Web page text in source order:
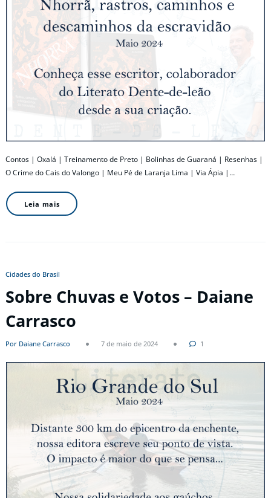
Contos | Oxalá | Treinamento de Preto | Bolinhas de Guaraná | Resenhas |
O Crime do Cais do Valongo | Meu Pé de Laranja Lima | Via Ápia |…
Leia mais
Cidades do Brasil
Sobre Chuvas e Votos – Daiane
Carrasco
Por Daiane Carrasco 7 de maio de 2024 1